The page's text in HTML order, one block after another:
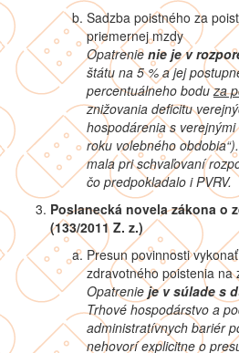
Sadzba poistného za
priemernej mzdy
Opatrenie nie je v
štátu na 5 % a jej
percentuálneho boduza
znižovania deficitu
hospodárenia s
roku volebného
mala pri schvaľovaní
čo predpokladalo i PVRV.
Poslanecká novela zákona o
(133/2011 Z. z.)
Presun povinnosti
zdravotného poistenia na
Opatrenie je v súlade s
Trhové hospodárstvo a
administratívnych bariér
nehovorí explicitne o